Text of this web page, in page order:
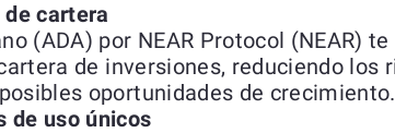
cartera
(ADA) por NEAR Protocol (NEAR)
de inversiones, reduciendo los
oportunidades de crecimiento.
de uso únicos